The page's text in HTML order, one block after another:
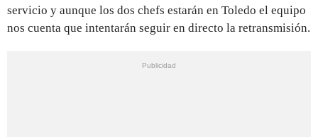
servicio y aunque los dos chefs estarán en Toledo el equipo
nos cuenta que intentarán seguir en directo la retransmisión.